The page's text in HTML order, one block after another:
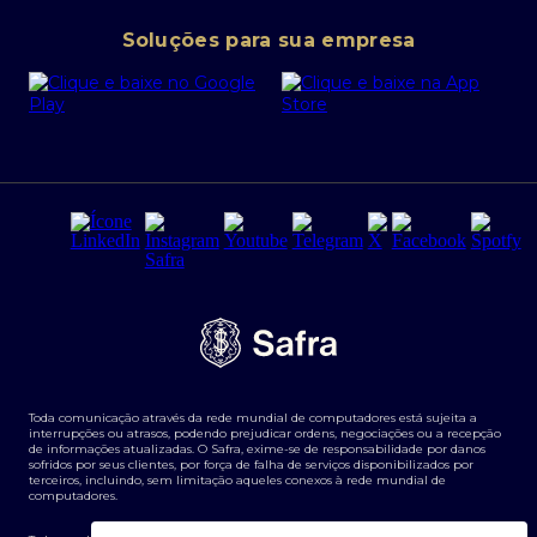
Portal da Privacidade
PRSAC
Regras e Parâmetros de Atuação Banco Safra
Segurança da Informação
Tarifas e serviços Pessoa Física
Transparência de remuneração
Termos e Condições para Portabilidade de Investimento
Cartão Safra Empresas
Empréstimo e financiamentos PJ
Derivativos
Agronegócios
Soluções para sua empresa
Toda comunicação através da rede mundial de computadores está sujeita a
interrupções ou atrasos, podendo prejudicar ordens, negociações ou a recepção
de informações atualizadas. O Safra, exime-se de responsabilidade por danos
sofridos por seus clientes, por força de falha de serviços disponibilizados por
terceiros, incluindo, sem limitação aqueles conexos à rede mundial de
computadores.